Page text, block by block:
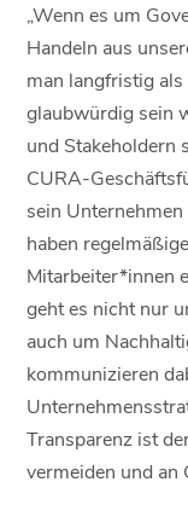
„Wenn es um
Handeln aus
man langfristig
glaubwürdig sein
und Stakeholdern
CURA-
sein
haben
Mitarbeiter*innen
geht es nicht nur
auch um
kommunizieren
Transparenz ist
vermeiden und an